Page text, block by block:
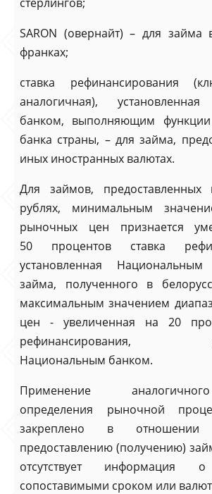
SARON (овернайт) – для займа
франках;
ставка рефинансирования
аналогичная),
банком, выполняющим функции
банка страны, – для займа,
иных иностранных валютах.
Для займов, предоставленных
рублях, минимальным
рыночных цен признается
50 процентов ставка
установленная
займа, полученного в
максимальным значением
цен - увеличенная на 20
рефинансирования,
Национальным банком.
Применение
определения рыночной
закреплено в
предоставлению (получению)
отсутствует
сопоставимыми сроком или